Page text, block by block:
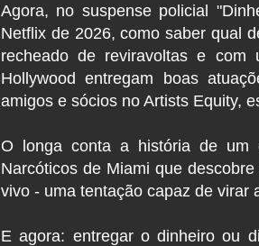
Agora, no suspense policial
Netflix de 2026, como saber qual
recheado de reviravoltas e
Hollywood entregam boas
amigos e sócios no Artists Equity,
O longa conta a história de um
Narcóticos de Miami que
vivo - uma tentação capaz de virar
E agora: entregar o dinheiro ou